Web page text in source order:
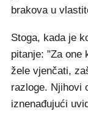
brakova u
Stoga, kada je
pitanje: "Za one
žele vjenčati,
razloge. Njihovi
iznenađujući